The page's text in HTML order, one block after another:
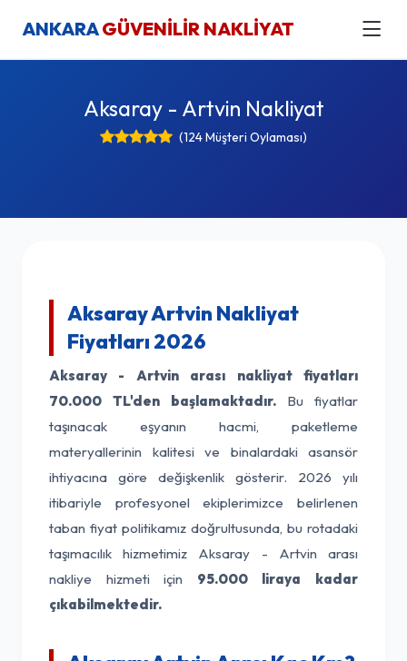
ANKARAGÜVENİLİR NAKLİYAT
Aksaray - Artvin Nakliyat
(124 Müşteri Oylaması)
Aksaray Artvin Nakliyat
Fiyatları 2026
Aksaray - Artvin arası nakliyat fiyatları
70.000 TL'den başlamaktadır. Bu fiyatlar
taşınacak eşyanın hacmi, paketleme
materyallerinin kalitesi ve binalardaki asansör
ihtiyacına göre değişkenlik gösterir. 2026 yılı
itibariyle profesyonel ekiplerimizce belirlenen
taban fiyat politikamız doğrultusunda, bu rotadaki
taşımacılık hizmetimiz Aksaray - Artvin arası
nakliye hizmeti için 95.000 liraya kadar
çıkabilmektedir.